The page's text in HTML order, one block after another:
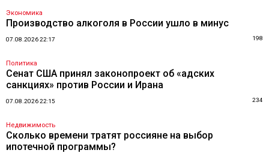
Экономика
Производство алкоголя в России ушло в минус
07.08.2026 22:17 198
Политика
Сенат США принял законопроект об «адских
санкциях» против России и Ирана
07.08.2026 22:15 234
Недвижимость
Сколько времени тратят россияне на выбор
ипотечной программы?